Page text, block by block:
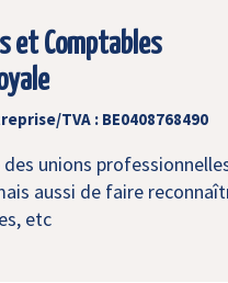
et Comptables
TVA : BE0408768490
unions
aussi de faire
etc